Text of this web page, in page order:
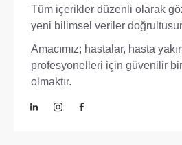
Tüm içerikler düzenli olarak
yeni bilimsel veriler
Amacımız; hastalar, hasta
profesyonelleri için güvenilir
olmaktır.